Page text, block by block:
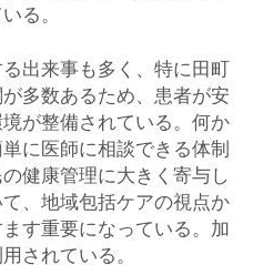
る。
出来事も多く、特に田町
多数あるため、患者が安
が整備されている。何か
に医師に相談できる体制
健康管理に大きく寄与し
、地域包括ケアの視点か
す重要になっている。加
されている。